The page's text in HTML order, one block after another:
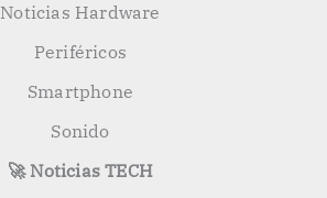
Noticias Hardware
Periféricos
Smartphone
Sonido
🚀 Noticias TECH